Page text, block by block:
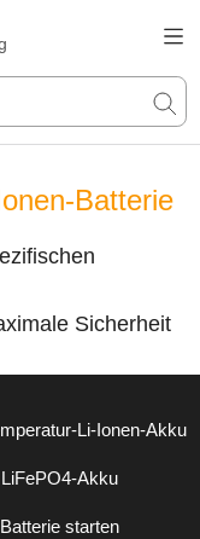
Batterie
Sicherheit
Li-Ionen-Akku
LiFePO4-Akku
Batterie starten